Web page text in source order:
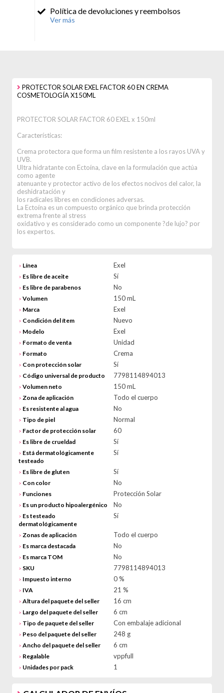
Política de devoluciones y reembolsos
Ver más
PROTECTOR SOLAR EXEL FACTOR 60 EN CREMA
COSMETOLOGÍA X150ML
PROTECTOR SOLAR FACTOR 60 EXEL x 150ml
Características:
Crema protectora que forma un film resistente a los rayos UVA y
UVB.
Ultra hidratante con Ectoína, clave en la formulación que actúa
como agente
atenuante y protector activo de los efectos nocivos del calor, la
deshidratación y
los radicales libres en condiciones adversas.
La Ectoína es un compuesto orgánico que brinda protección
extrema frente al stress
oxidativo y es considerado como un componente ?de lujo? por
los expertos.
> Línea Exel
> Es libre de aceite Sí
> Es libre de parabenos No
> Volumen 150 mL
> Marca Exel
> Condición del ítem Nuevo
> Modelo Exel
> Formato de venta Unidad
> Formato Crema
> Con protección solar Sí
> Código universal de producto 7798114894013
> Volumen neto 150 mL
> Zona de aplicación Todo el cuerpo
> Es resistente al agua No
> Tipo de piel Normal
> Factor de protección solar 60
> Es libre de crueldad Sí
> Está dermatológicamente
testeado
Sí
> Es libre de gluten Sí
> Con color No
> Funciones Protección Solar
> Es un producto hipoalergénico No
> Es testeado
dermatológicamente
Sí
> Zonas de aplicación Todo el cuerpo
> Es marca destacada No
> Es marca TOM No
> SKU 7798114894013
> Impuesto interno 0 %
> IVA 21 %
> Altura del paquete del seller 16 cm
> Largo del paquete del seller 6 cm
> Tipo de paquete del seller Con embalaje adicional
> Peso del paquete del seller 248 g
> Ancho del paquete del seller 6 cm
> Regalable vppfull
> Unidades por pack 1